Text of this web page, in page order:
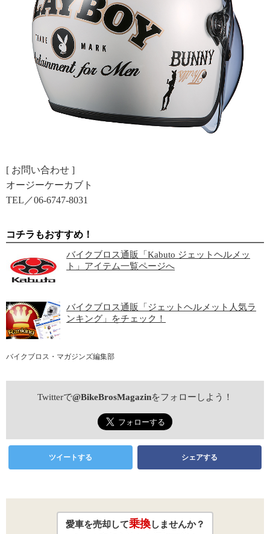
[ お問い合わせ ]
オージーケーカブト
TEL／06-6747-8031
コチラもおすすめ！
バイクブロス通販「Kabuto ジェットヘルメッ
ト」アイテム一覧ページへ
バイクブロス通販「ジェットヘルメット人気ラ
ンキング」をチェック！
バイクブロス・マガジンズ編集部
Twitterで@BikeBrosMagazinをフォローしよう！
ツイートする シェアする
愛車を売却して乗換しませんか？